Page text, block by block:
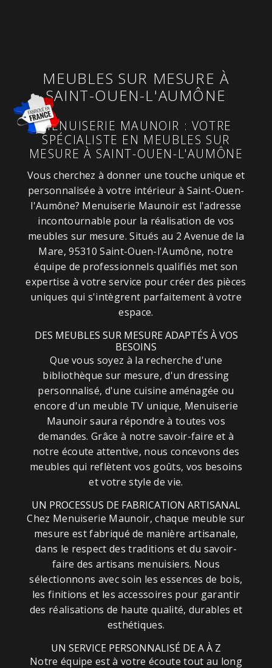
MEUBLES SUR MESURE À
SAINT-OUEN-L'AUMÔNE
MENUISERIE MAUNOIR : VOTRE
SPÉCIALISTE EN MEUBLES SUR
MESURE À SAINT-OUEN-L'AUMÔNE
Vous cherchez à donner une touche unique et
personnalisée à votre intérieur à Saint-Ouen-
l'Aumône? Menuiserie Maunoir est l'adresse
incontournable pour la réalisation de vos
meubles sur mesure. Situés au 2 Avenue de la
Mare, 95310 Saint-Ouen-l'Aumône, notre
équipe de professionnels qualifiés met son
expertise à votre service pour créer des pièces
uniques qui s'intègrent parfaitement à votre
espace.
DES MEUBLES SUR MESURE ADAPTÉS À VOS
BESOINS
Que vous soyez à la recherche d'une
bibliothèque sur mesure, d'un dressing
personnalisé, d'une cuisine aménagée ou
encore d'un meuble TV unique, Menuiserie
Maunoir saura répondre à toutes vos
demandes. Grâce à notre savoir-faire et à
notre écoute attentive, nous concevons des
meubles qui reflètent vos goûts, vos besoins
et votre style de vie.
UN PROCESSUS DE FABRICATION ARTISANAL
Chez Menuiserie Maunoir, chaque meuble sur
mesure est fabriqué de manière artisanale,
dans le respect des traditions et du savoir-
faire des artisans menuisiers. Nous
sélectionnons avec soin les essences de bois,
les finitions et les accessoires pour garantir
des réalisations de haute qualité, durables et
esthétiques.
UN SERVICE PERSONNALISÉ DE A À Z
Notre équipe est à votre écoute tout au long